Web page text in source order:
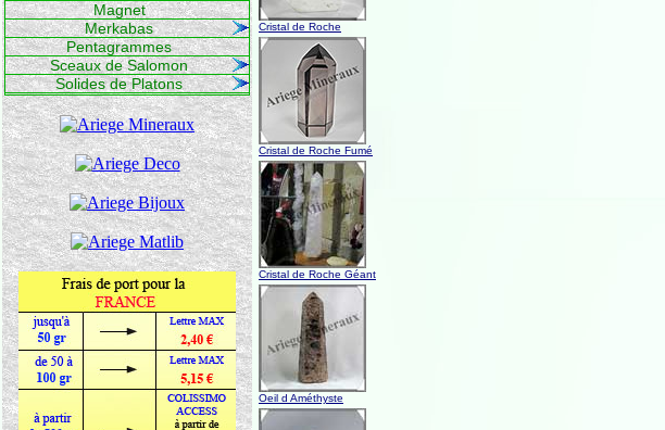
Magnet
Merkabas
Pentagrammes
Sceaux de Salomon
Solides de Platons
Cristal de Roche
Cristal de Roche Fumé
Cristal de Roche Géant
Oeil d Améthyste